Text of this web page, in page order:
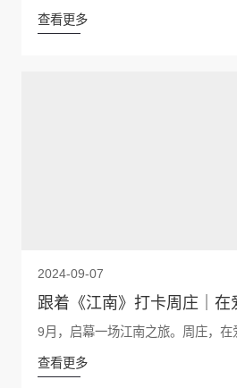
查看更多
2024-09-07
跟着《江南》打卡周庄｜在
9月，启幕一场江南之旅。周庄，
查看更多